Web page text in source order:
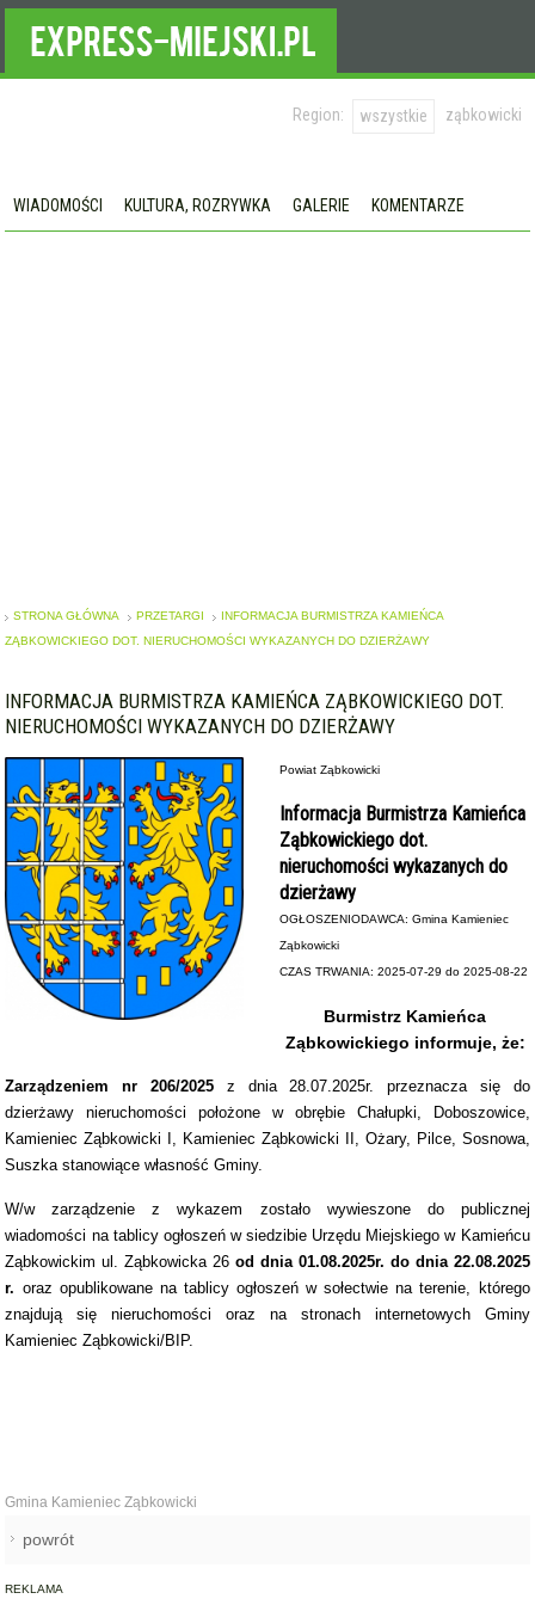
Region: wszystkie ząbkowicki
WIADOMOŚCI KULTURA, ROZRYWKA GALERIE KOMENTARZE
STRONA GŁÓWNA PRZETARGI
INFORMACJA BURMISTRZA KAMIEŃCA
ZĄBKOWICKIEGO DOT. NIERUCHOMOŚCI WYKAZANYCH DO DZIERŻAWY
INFORMACJA BURMISTRZA KAMIEŃCA ZĄBKOWICKIEGO DOT.
NIERUCHOMOŚCI WYKAZANYCH DO DZIERŻAWY
Powiat Ząbkowicki
Informacja Burmistrza Kamieńca
Ząbkowickiego dot.
nieruchomości wykazanych do
dzierżawy
OGŁOSZENIODAWCA: Gmina Kamieniec
Ząbkowicki
CZAS TRWANIA: 2025-07-29 do 2025-08-22
Burmistrz Kamieńca
Ząbkowickiego informuje, że:
Zarządzeniem nr 206/2025 z dnia 28.07.2025r. przeznacza się do
dzierżawy nieruchomości położone w obrębie Chałupki, Doboszowice,
Kamieniec Ząbkowicki I, Kamieniec Ząbkowicki II, Ożary, Pilce, Sosnowa,
Suszka stanowiące własność Gminy.
W/w zarządzenie z wykazem zostało wywieszone do publicznej
wiadomości na tablicy ogłoszeń w siedzibie Urzędu Miejskiego w Kamieńcu
Ząbkowickim ul. Ząbkowicka 26od dnia 01.08.2025r. do dnia 22.08.2025
r. oraz opublikowane na tablicy ogłoszeń w sołectwie na terenie, którego
znajdują się nieruchomości oraz na stronach internetowych Gminy
Kamieniec Ząbkowicki/BIP.
Gmina Kamieniec Ząbkowicki
powrót
REKLAMA